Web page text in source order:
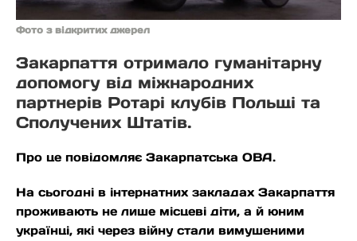
Фото з відкритих джерел
Закарпаття отримало гуманітарну
допомогу від міжнародних
партнерів Ротарі клубів Польщі та
Сполучених Штатів.
Про це повідомляє Закарпатська ОВА.
На сьогодні в інтернатних закладах Закарпаття
проживають не лише місцеві діти, а й юним
українці, які через війну стали вимушеними